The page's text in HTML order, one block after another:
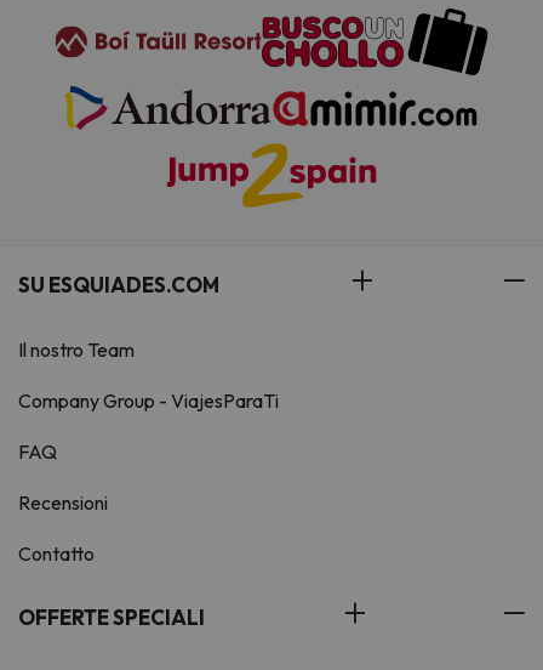
SU ESQUIADES.COM
Il nostro Team
Company Group - ViajesParaTi
FAQ
Recensioni
Contatto
OFFERTE SPECIALI